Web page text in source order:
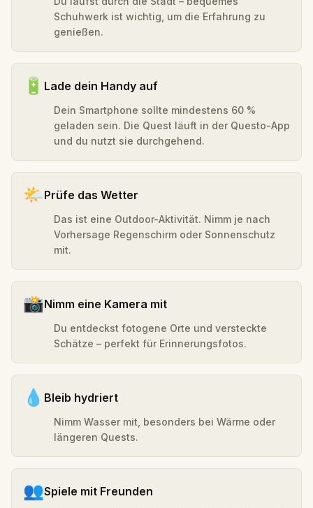
Schuhwerk ist wichtig, um die Erfahrung zu
genießen.
🔋 Lade dein Handy auf
Dein Smartphone sollte mindestens 60 %
geladen sein. Die Quest läuft in der Questo-App
und du nutzt sie durchgehend.
🌤️Prüfe das Wetter
Das ist eine Outdoor-Aktivität. Nimm je nach
Vorhersage Regenschirm oder Sonnenschutz
mit.
📸Nimm eine Kamera mit
Du entdeckst fotogene Orte und versteckte
Schätze – perfekt für Erinnerungsfotos.
💧 Bleib hydriert
Nimm Wasser mit, besonders bei Wärme oder
längeren Quests.
👥Spiele mit Freunden